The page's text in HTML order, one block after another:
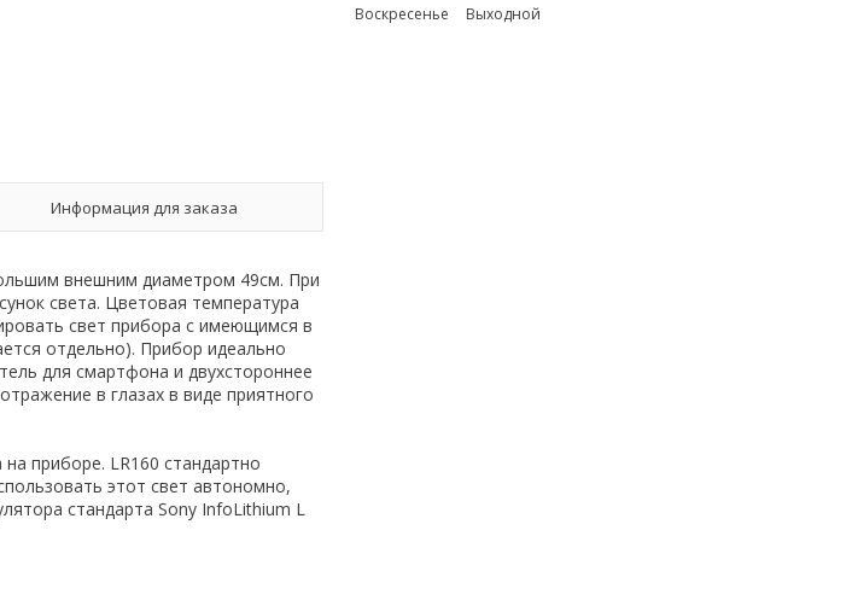
Информация для заказа
внешним диаметром 49см. При
света. Цветовая температура
свет прибора с имеющимся в
отдельно). Прибор идеально
для смартфона и двухстороннее
в глазах в виде приятного
приборе. LR160 стандартно
этот свет автономно,
стандарта Sony InfoLithium L
Воскресенье
Выходной